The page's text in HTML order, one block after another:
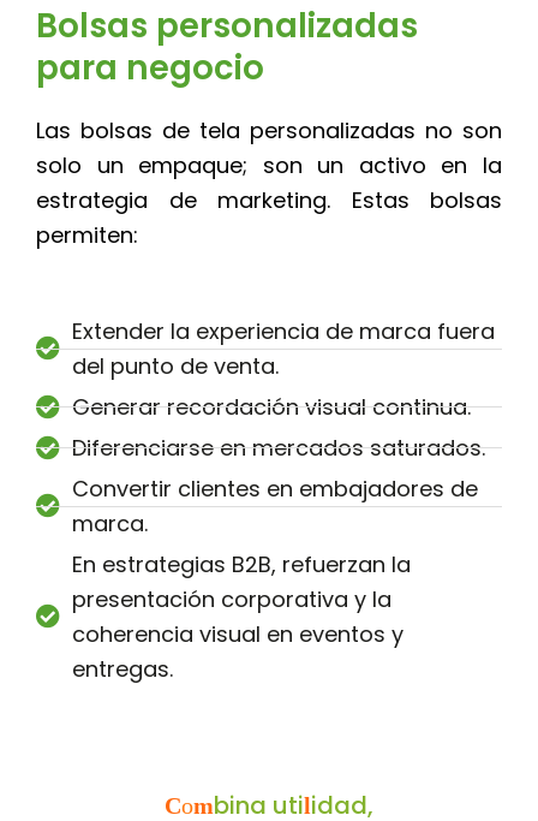
Bolsas personalizadas
para negocio
Las bolsas de tela personalizadas no son
solo un empaque; son un activo en la
estrategia de marketing. Estas bolsas
permiten:
Extender la experiencia de marca fuera
del punto de venta.
Generar recordación visual continua.
Diferenciarse en mercados saturados.
Convertir clientes en embajadores de
marca.
En estrategias B2B, refuerzan la
presentación corporativa y la
coherencia visual en eventos y
entregas.
Combina utilidad,